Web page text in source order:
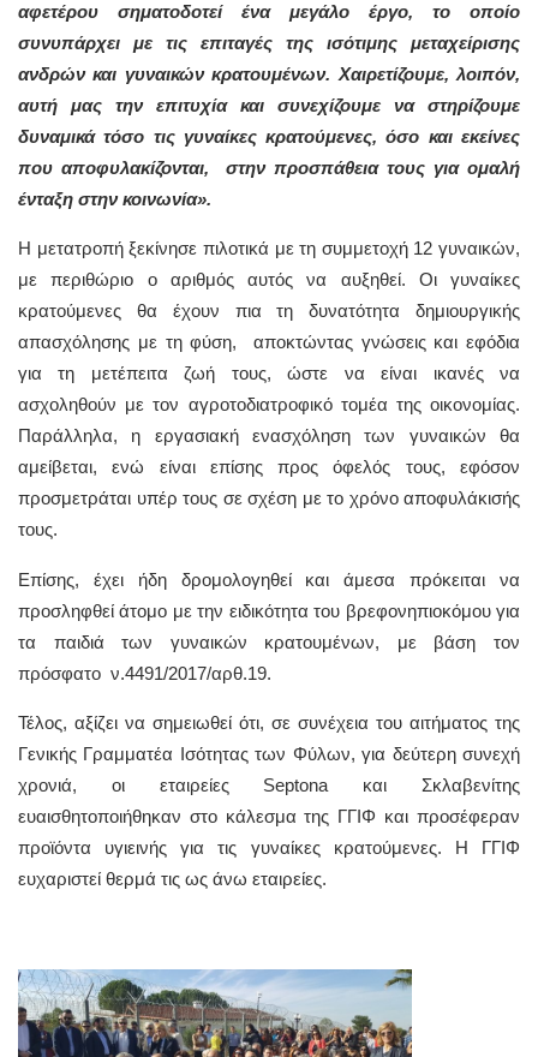
αφετέρου σηματοδοτεί ένα μεγάλο έργο, το οποίο
συνυπάρχει με τις επιταγές της ισότιμης μεταχείρισης
ανδρών και γυναικών κρατουμένων. Χαιρετίζουμε, λοιπόν,
αυτή μας την επιτυχία και συνεχίζουμε να στηρίζουμε
δυναμικά τόσο τις γυναίκες κρατούμενες, όσο και εκείνες
που αποφυλακίζονται, στην προσπάθεια τους για ομαλή
ένταξη στην κοινωνία».
Η μετατροπή ξεκίνησε πιλοτικά με τη συμμετοχή 12 γυναικών,
με περιθώριο ο αριθμός αυτός να αυξηθεί. Οι γυναίκες
κρατούμενες θα έχουν πια τη δυνατότητα δημιουργικής
απασχόλησης με τη φύση, αποκτώντας γνώσεις και εφόδια
για τη μετέπειτα ζωή τους, ώστε να είναι ικανές να
ασχοληθούν με τον αγροτοδιατροφικό τομέα της οικονομίας.
Παράλληλα, η εργασιακή ενασχόληση των γυναικών θα
αμείβεται, ενώ είναι επίσης προς όφελός τους, εφόσον
προσμετράται υπέρ τους σε σχέση με το χρόνο αποφυλάκισής
τους.
Επίσης, έχει ήδη δρομολογηθεί και άμεσα πρόκειται να
προσληφθεί άτομο με την ειδικότητα του βρεφονηπιοκόμου για
τα παιδιά των γυναικών κρατουμένων, με βάση τον
πρόσφατο ν.4491/2017/αρθ.19.
Τέλος, αξίζει να σημειωθεί ότι, σε συνέχεια του αιτήματος της
Γενικής Γραμματέα Ισότητας των Φύλων, για δεύτερη συνεχή
χρονιά, οι εταιρείες Septona και Σκλαβενίτης
ευαισθητοποιήθηκαν στο κάλεσμα της ΓΓΙΦ και προσέφεραν
προϊόντα υγιεινής για τις γυναίκες κρατούμενες. Η ΓΓΙΦ
ευχαριστεί θερμά τις ως άνω εταιρείες.